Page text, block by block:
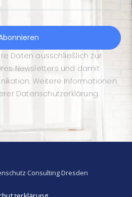
Daten ausschließlich zur
Newsletters und damit
Weitere Informationen
Datenschutzerklärung.
Consulting Dresden